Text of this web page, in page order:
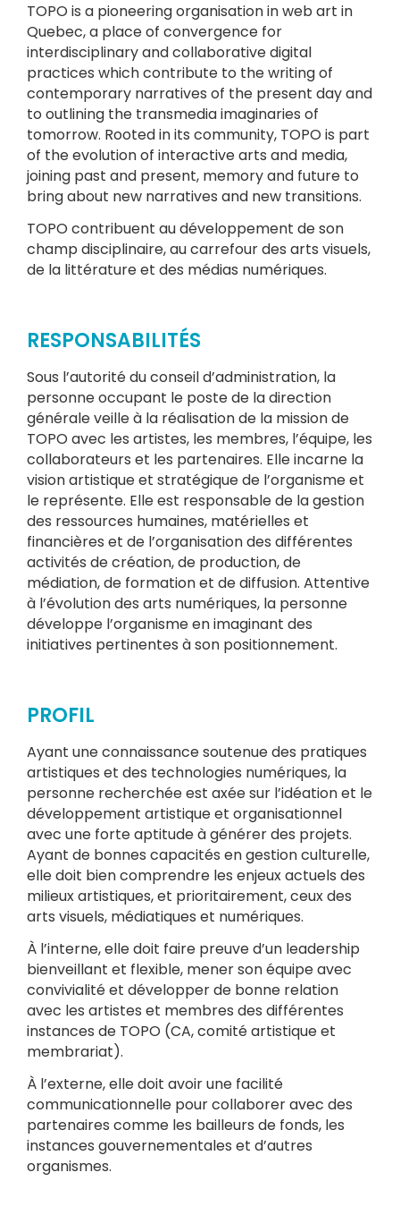
TOPO is a pioneering organisation in web art in
Quebec, a place of convergence for
interdisciplinary and collaborative digital
practices which contribute to the writing of
contemporary narratives of the present day and
to outlining the transmedia imaginaries of
tomorrow. Rooted in its community, TOPO is part
of the evolution of interactive arts and media,
joining past and present, memory and future to
bring about new narratives and new transitions.
TOPO contribuent au développement de son
champ disciplinaire, au carrefour des arts visuels,
de la littérature et des médias numériques.
RESPONSABILITÉS
Sous l’autorité du conseil d’administration, la
personne occupant le poste de la direction
générale veille à la réalisation de la mission de
TOPO avec les artistes, les membres, l’équipe, les
collaborateurs et les partenaires. Elle incarne la
vision artistique et stratégique de l’organisme et
le représente. Elle est responsable de la gestion
des ressources humaines, matérielles et
financières et de l’organisation des différentes
activités de création, de production, de
médiation, de formation et de diffusion. Attentive
à l’évolution des arts numériques, la personne
développe l’organisme en imaginant des
initiatives pertinentes à son positionnement.
PROFIL
Ayant une connaissance soutenue des pratiques
artistiques et des technologies numériques, la
personne recherchée est axée sur l’idéation et le
développement artistique et organisationnel
avec une forte aptitude à générer des projets.
Ayant de bonnes capacités en gestion culturelle,
elle doit bien comprendre les enjeux actuels des
milieux artistiques, et prioritairement, ceux des
arts visuels, médiatiques et numériques.
À l’interne, elle doit faire preuve d’un leadership
bienveillant et flexible, mener son équipe avec
convivialité et développer de bonne relation
avec les artistes et membres des différentes
instances de TOPO (CA, comité artistique et
membrariat).
À l’externe, elle doit avoir une facilité
communicationnelle pour collaborer avec des
partenaires comme les bailleurs de fonds, les
instances gouvernementales et d’autres
organismes.